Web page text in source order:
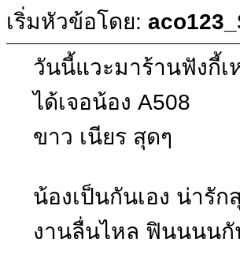
เริ่มหัวข้อโดย:
วันนี้แวะมาร้านฟังกี้เ
ได้เจอน้อง A508
ขาว เนียร สุดๆ
น้องเป็นกันเอง น่ารัก
งานลื่นไหล ฟินนนนกั